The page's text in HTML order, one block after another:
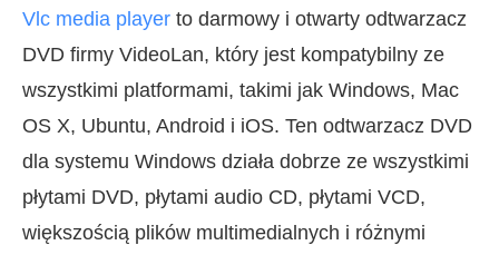
Vlc media player to darmowy i otwarty odtwarzacz
DVD firmy VideoLan, który jest kompatybilny ze
wszystkimi platformami, takimi jak Windows, Mac
OS X, Ubuntu, Android i iOS. Ten odtwarzacz DVD
dla systemu Windows działa dobrze ze wszystkimi
płytami DVD, płytami audio CD, płytami VCD,
większością plików multimedialnych i różnymi